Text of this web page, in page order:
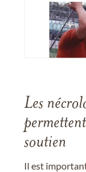
Les
soutien
Il est